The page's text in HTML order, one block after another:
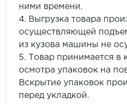
ними времени.
4. Выгрузка товара
осуществляющей
из кузова машины не
5. Товар принимается в
осмотра упаковок на
Вскрытие упаковок
перед укладкой.